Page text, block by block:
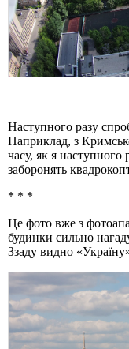
Наступного разу
Наприклад, з
часу, як я наступного
заборонять
* * *
Це фото вже з
будинки сильно
Ззаду видно